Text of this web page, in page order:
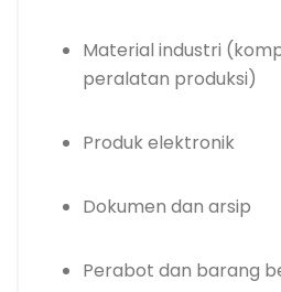
Material industri
peralatan produksi)
Produk elektronik
Dokumen dan arsip
Perabot dan barang